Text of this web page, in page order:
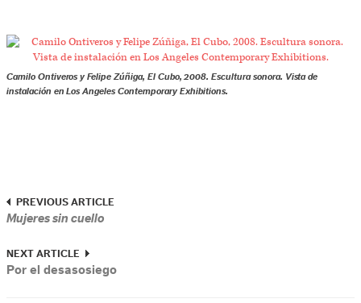
Camilo Ontiveros y Felipe Zúñiga, El Cubo, 2008. Escultura sonora. Vista de
instalación en Los Angeles Contemporary Exhibitions.
PREVIOUS ARTICLE
Mujeres sin cuello
NEXT ARTICLE
Por el desasosiego